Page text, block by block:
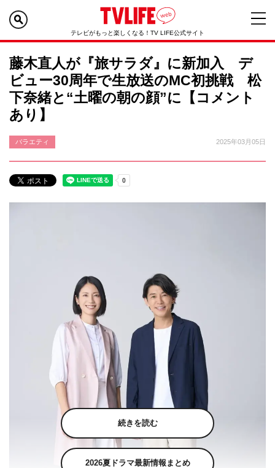
テレビがもっと楽しくなる！TV LIFE公式サイト
藤木直人が『旅サラダ』に新加入 デ
ビュー30周年で生放送のMC初挑戦 松
下奈緒と“土曜の朝の顔”に【コメント
あり】
バラエティ 2025年03月05日
続きを読む
2026夏ドラマ最新情報まとめ